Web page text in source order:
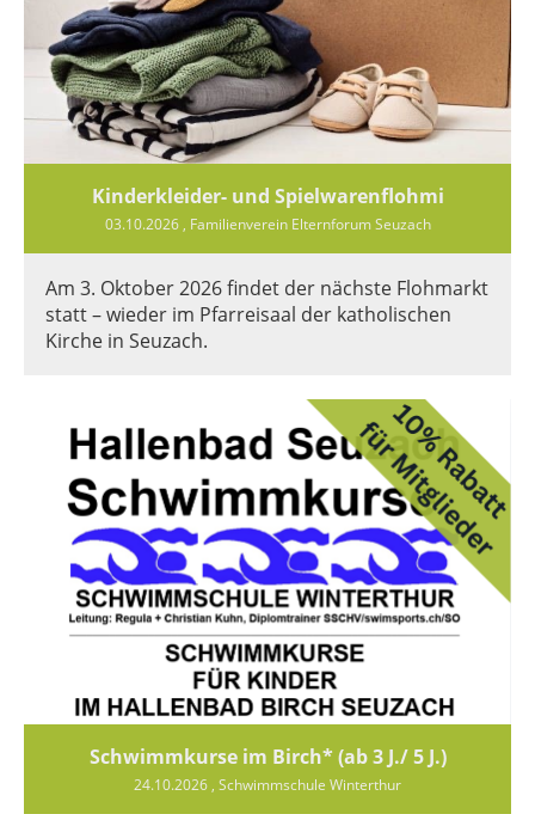
Kinderkleider- und Spielwarenflohmi
03.10.2026, Familienverein Elternforum Seuzach
Am 3. Oktober 2026 findet der nächste Flohmarkt
statt – wieder im Pfarreisaal der katholischen
Kirche in Seuzach.
Schwimmkurse im Birch* (ab 3 J./ 5 J.)
24.10.2026 , Schwimmschule Winterthur